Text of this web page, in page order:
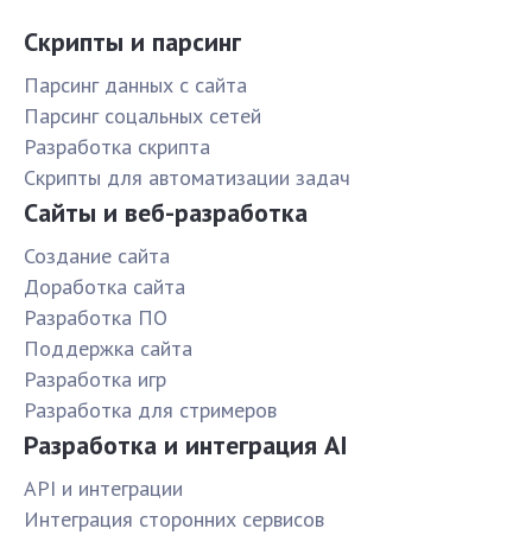
Скрипты и парсинг
Парсинг данных с сайта
Парсинг соцальных сетей
Разработка скрипта
Скрипты для автоматизации задач
Сайты и веб-разработка
Создание сайта
Доработка сайта
Разработка ПО
Поддержка сайта
Разработка игр
Разработка для стримеров
Разработка и интеграция AI
API и интеграции
Интеграция сторонних сервисов